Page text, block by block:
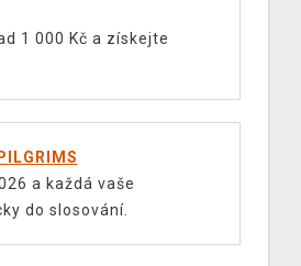
1 000 Kč a získejte
a každá vaše
do slosování.